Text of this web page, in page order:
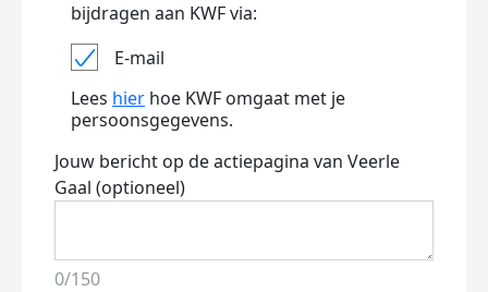
bijdragen aan KWF via:
E-mail
Lees hier hoe KWF omgaat met je
persoonsgegevens.
Jouw bericht op de actiepagina van Veerle
Gaal (optioneel)
0/150